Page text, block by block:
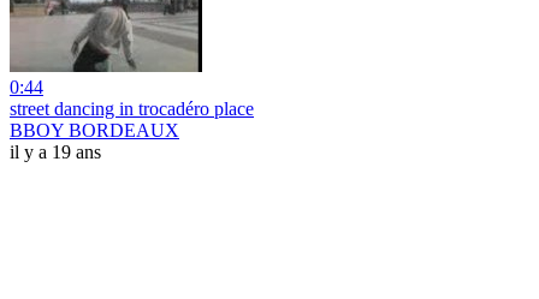
0:44
street dancing in trocadéro place
BBOY BORDEAUX
il y a 19 ans